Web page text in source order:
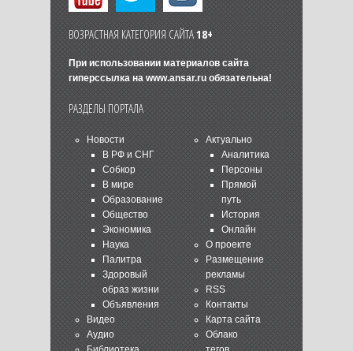
ВОЗРАСТНАЯ КАТЕГОРИЯ САЙТА18+
При использовании материалов сайта
гиперссылка на www.ansar.ruобязательна!
РАЗДЕЛЫ ПОРТАЛА
Новости
В РФ и СНГ
Собкор
В мире
Образование
Общество
Экономика
Наука
Палитра
Здоровый
образ жизни
Объявления
Видео
Аудио
Актуально
Аналитика
Персоны
Прямой
путь
История
Онлайн
О проекте
Размещение
рекламы
RSS
Контакты
Карта сайта
Облако